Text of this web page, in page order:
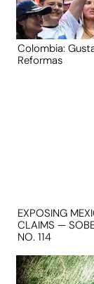
Colombia:
Reformas
EXPOSING
CLAIMS —
NO. 114